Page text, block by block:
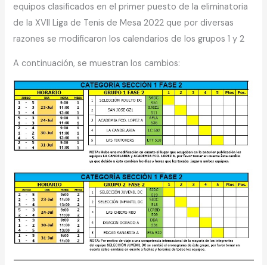
equipos clasificados en el primer puesto de la eliminatoria
de la XVII Liga de Tenis de Mesa 2022 que por diversas
razones se modificaron los calendarios de los grupos 1 y 2
A continuación, se muestran los cambios: